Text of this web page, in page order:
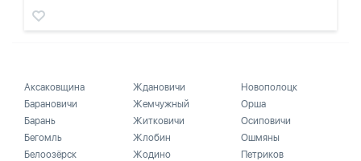
Аксаковщина
Барановичи
Барань
Бегомль
Белоозёрск
Ждановичи
Жемчужный
Житковичи
Жлобин
Жодино
Новополоцк
Орша
Осиповичи
Ошмяны
Петриков